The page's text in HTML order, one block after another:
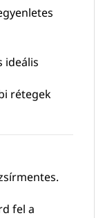
ideális
rétegek
fel a